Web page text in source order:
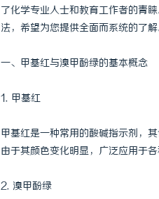
了化学专业人士和教育工作者的青
法，希望为您提供全面而系统的了解
一、甲基红与溴甲酚绿的基本概念
1. 甲基红
甲基红是一种常用的酸碱指示剂，
由于其颜色变化明显，广泛应用于
2. 溴甲酚绿